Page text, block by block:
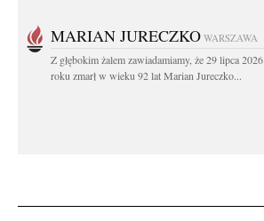
MARIAN JURECZKO WARSZAWA
Z głębokim żalem zawiadamiamy, że 29 lipca 2026
roku zmarł w wieku 92 lat Marian Jureczko...